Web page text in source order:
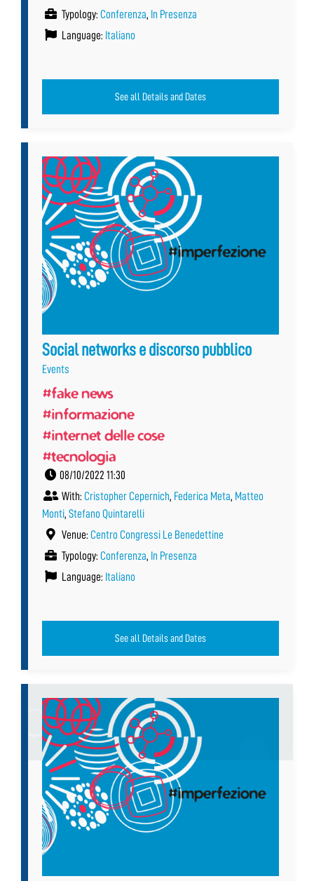
Typology: Conferenza, In Presenza
Language: Italiano
See all Details and Dates
Social networks e discorso pubblico
Events
#fake news
#informazione
#internet delle cose
#tecnologia
08/10/2022 11:30
With: Cristopher Cepernich, Federica Meta, Matteo
Monti, Stefano Quintarelli
Venue: Centro Congressi Le Benedettine
Typology: Conferenza, In Presenza
Language: Italiano
See all Details and Dates